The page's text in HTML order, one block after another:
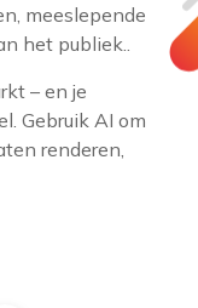
meeslepende
het publiek..
– en je
Gebruik AI om
renderen,